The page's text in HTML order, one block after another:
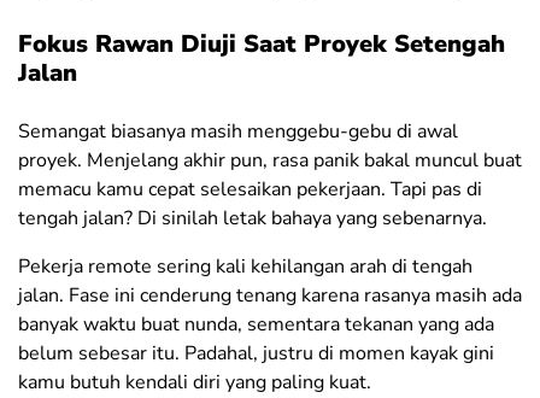
Fokus Rawan Diuji Saat Proyek Setengah
Jalan
Semangat biasanya masih menggebu-gebu di awal
proyek. Menjelang akhir pun, rasa panik bakal muncul buat
memacu kamu cepat selesaikan pekerjaan. Tapi pas di
tengah jalan? Di sinilah letak bahaya yang sebenarnya.
Pekerja remote sering kali kehilangan arah di tengah
jalan. Fase ini cenderung tenang karena rasanya masih ada
banyak waktu buat nunda, sementara tekanan yang ada
belum sebesar itu. Padahal, justru di momen kayak gini
kamu butuh kendali diri yang paling kuat.